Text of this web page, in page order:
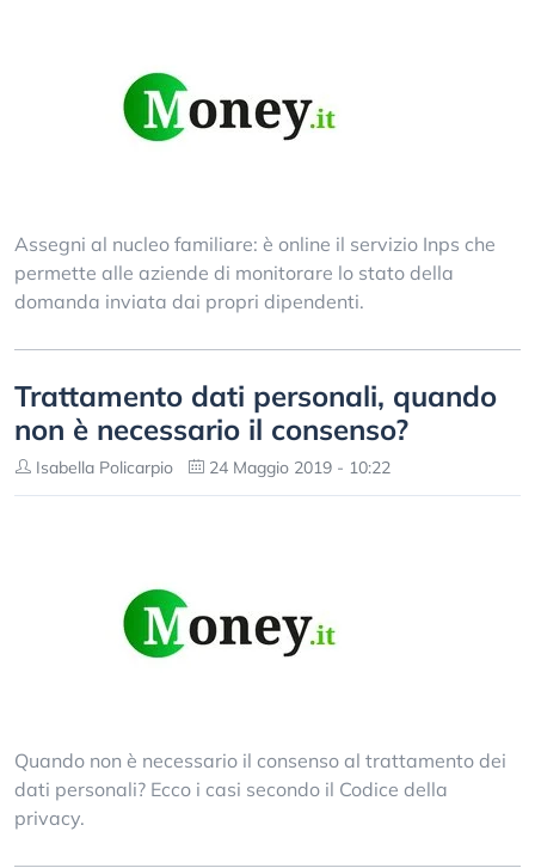
Assegni al nucleo familiare: è online il servizio Inps che
permette alle aziende di monitorare lo stato della
domanda inviata dai propri dipendenti.
Trattamento dati personali, quando
non è necessario il consenso?
Isabella Policarpio 24 Maggio 2019 - 10:22
Quando non è necessario il consenso al trattamento dei
dati personali? Ecco i casi secondo il Codice della
privacy.